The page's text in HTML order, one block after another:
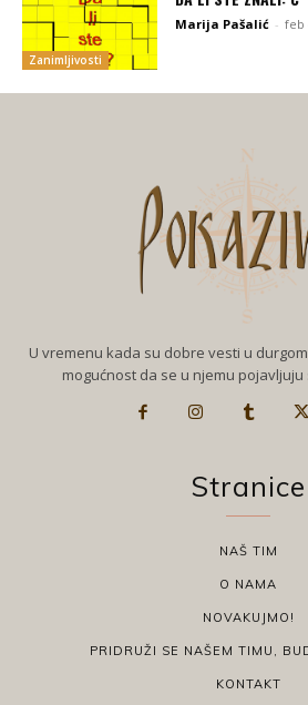
Zanimljivosti
Marija Pašalić - feb
U vremenu kada su dobre vesti u
mogućnost da se u njemu
Stranice
NAŠ TIM
O NAMA
NOVAKUJMO!
PRIDRUŽI SE NAŠEM TIMU,
KONTAKT